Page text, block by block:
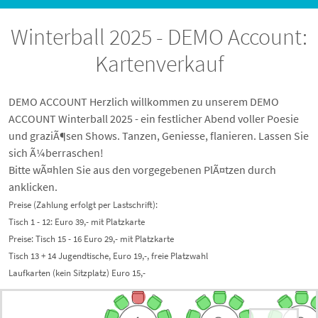
Winterball 2025 - DEMO Account:
Kartenverkauf
DEMO ACCOUNT Herzlich willkommen zu unserem DEMO
ACCOUNT Winterball 2025 - ein festlicher Abend voller Poesie
und graziÃ¶sen Shows. Tanzen, Geniesse, flanieren. Lassen Sie
sich Ã¼berraschen!
Bitte wÃ¤hlen Sie aus den vorgegebenen PlÃ¤tzen durch
anklicken.
Preise (Zahlung erfolgt per Lastschrift):
Tisch 1 - 12: Euro 39,- mit Platzkarte
Preise: Tisch 15 - 16 Euro 29,- mit Platzkarte
Tisch 13 + 14 Jugendtische, Euro 19,-, freie Platzwahl
Laufkarten (kein Sitzplatz) Euro 15,-